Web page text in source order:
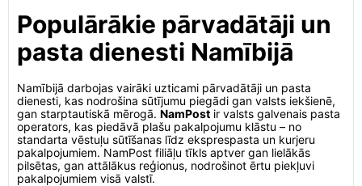
Populārākie pārvadātāji un
pasta dienesti Namībijā
Namībijā darbojas vairāki uzticami pārvadātāji un pasta
dienesti, kas nodrošina sūtījumu piegādi gan valsts iekšienē,
gan starptautiskā mērogā. NamPost ir valsts galvenais pasta
operators, kas piedāvā plašu pakalpojumu klāstu – no
standarta vēstuļu sūtīšanas līdz eksprespasta un kurjeru
pakalpojumiem. NamPost filiāļu tīkls aptver gan lielākās
pilsētas, gan attālākus reģionus, nodrošinot ērtu piekļuvi
pakalpojumiem visā valstī.